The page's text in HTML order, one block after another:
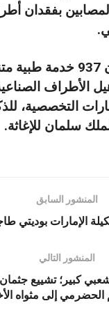
بفقدان
وتلقى المستفيدون 937
الأطراف
التخصصية،
سلمان للإغاثة.
المنشور السابق
الإمارات بوديتي
المنشور التالي
كبير؛ تشييع جثمان
الحضرمي إلى مثواه